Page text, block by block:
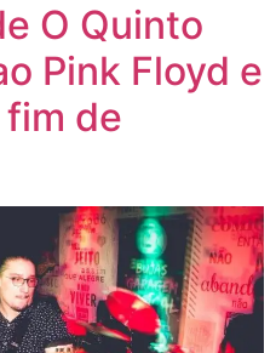
O Quinto
Pink Floyd e
fim de